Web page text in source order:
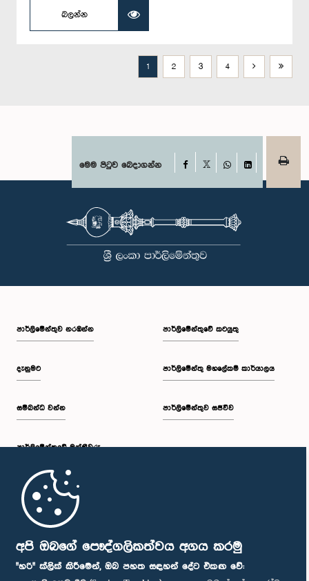
අපි ඔබගේ පෞද්ගලිකත්වය අගය කරමු
"හරි" ක්ලික් කිරීමෙන්, ඔබ පහත සඳහන් දේට එකඟ වේ:
බලන්න
1 2 3 4
මෙම පිටුව බෙදාගන්න Facebook
WhatsAppLinkedIn
පාර්ලි‌මේන්තුව නරඹන්න
දැනුමට
සම්බන්ධ වන්න
පාර්ලි‌මේන්තුවේ මන්ත්‍රීවරු
මුල් පිටුව
පාර්ලිමේන්තුවේ කටයුතු
පාර්ලිමේන්තු මහලේකම් කාර්යාලය
පාර්ලිමේන්තුව සජීවීව
පාර්ලිමේන්තු ජංගම යෙදුම